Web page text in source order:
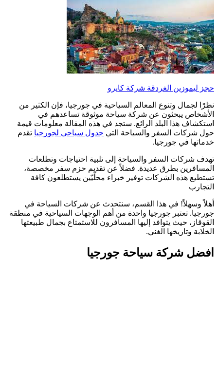
حجز ليموزين الغردقة شركة كايرو
نظرًا لجمال وتنوع المعالم السياحية في جورجيا، فإن الكثير من
الأشخاص يبحثون عن شركة سياحة موثوقة تساعدهم في
استكشاف هذا البلد الرائع. ستجد في هذه المقالة معلومات قيمة
حول شركات السفر والسياحة التي جدول سياحي لجورجيا تقدم
خدماتها في جورجيا.
تهدف شركات السفر والسياحة إلى تلبية احتياجات وتطلعات
المسافرين بطرق عديدة. فضلاً عن تقديم حزم سفر مخصصة،
تستطيع هذه الشركات توفير خبراء محلّيّين يستطلعون كافة
التجارب
أهلاً وسهلاً! في هذا القسم، سنتحدث عن شركات السياحة في
جورجيا. تعتبر جورجيا واحدة من أهم الوجهات السياحية في منطقة
القوقاز، حيث يتوافد إليها المسافرون للاستمتاع بجمال طبيعتها
الخلابة وتاريخها الغني.
افضل شركة سياحة جورجيا